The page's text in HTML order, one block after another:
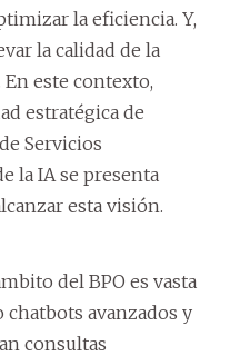
la eficiencia. Y,
la calidad de la
este contexto,
estratégica de
Servicios
la IA se presenta
esta visión.
del BPO es vasta
avanzados y
consultas